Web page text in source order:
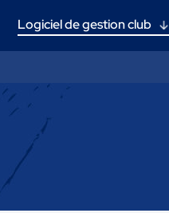
Logiciel de gestion club